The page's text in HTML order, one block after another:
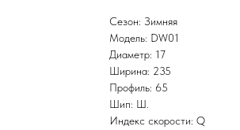
Сезон: Зимняя
Модель: DW01
Диаметр: 17
Ширина: 235
Профиль: 65
Шип: Ш.
Индекс скорости: Q